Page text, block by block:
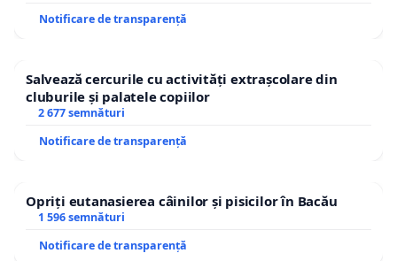
Notificare de transparență
Salvează cercurile cu activități extrașcolare din
cluburile și palatele copiilor
2 677 semnături
Notificare de transparență
Opriți eutanasierea câinilor și pisicilor în Bacău
1 596 semnături
Notificare de transparență